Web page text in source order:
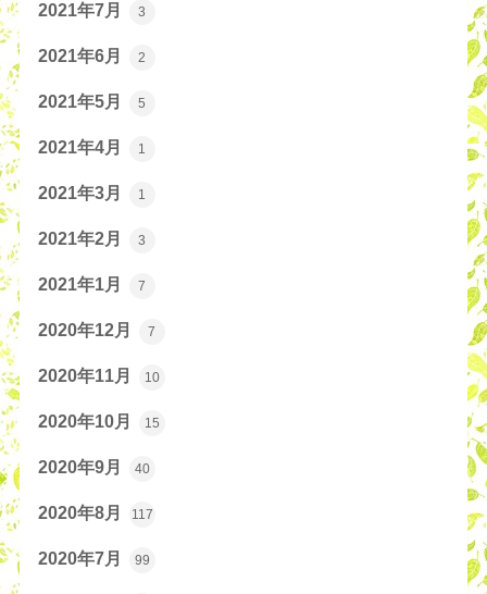
2021年7月 3
2021年6月 2
2021年5月 5
2021年4月 1
2021年3月 1
2021年2月 3
2021年1月 7
2020年12月 7
2020年11月 10
2020年10月 15
2020年9月 40
2020年8月 117
2020年7月 99